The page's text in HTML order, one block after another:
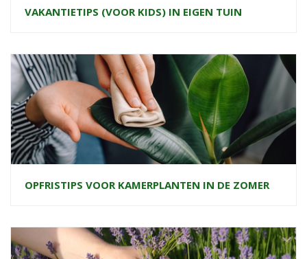
VAKANTIETIPS (VOOR KIDS) IN EIGEN TUIN
OPFRISTIPS VOOR KAMERPLANTEN IN DE ZOMER